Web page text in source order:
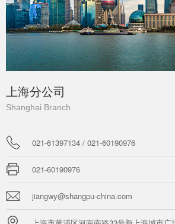
上海分公司
Shanghai Branch
021-61397134 / 021-60190976
021-60190976
jiangwy@shangpu-china.com